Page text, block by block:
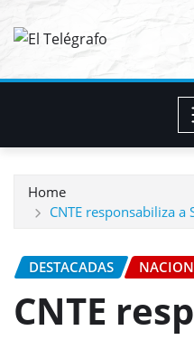
Home
CNTE responsabiliza
DESTACADAS
CNTE